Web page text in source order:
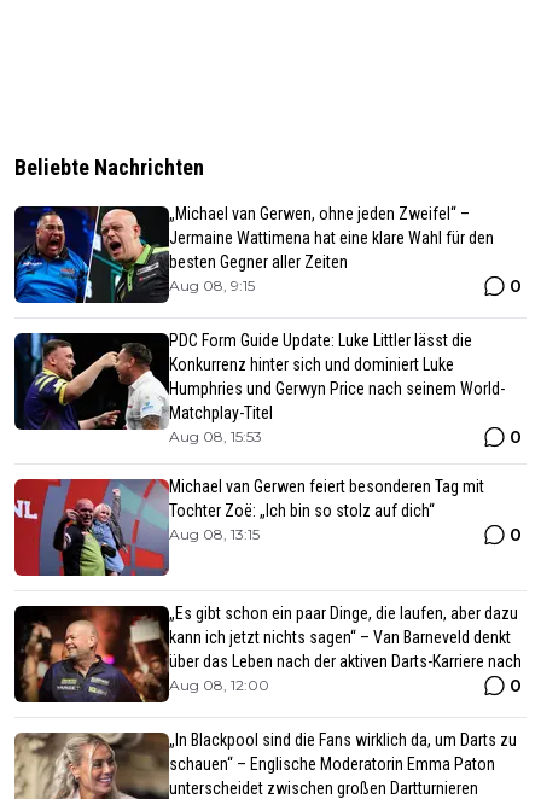
Beliebte Nachrichten
„Michael van Gerwen, ohne jeden Zweifel“ –
Jermaine Wattimena hat eine klare Wahl für den
besten Gegner aller Zeiten
Aug 08, 9:15 0
PDC Form Guide Update: Luke Littler lässt die
Konkurrenz hinter sich und dominiert Luke
Humphries und Gerwyn Price nach seinem World-
Matchplay-Titel
Aug 08, 15:53 0
Michael van Gerwen feiert besonderen Tag mit
Tochter Zoë: „Ich bin so stolz auf dich“
Aug 08, 13:15 0
„Es gibt schon ein paar Dinge, die laufen, aber dazu
kann ich jetzt nichts sagen“ – Van Barneveld denkt
über das Leben nach der aktiven Darts-Karriere nach
Aug 08, 12:00 0
„In Blackpool sind die Fans wirklich da, um Darts zu
schauen“ – Englische Moderatorin Emma Paton
unterscheidet zwischen großen Dartturnieren